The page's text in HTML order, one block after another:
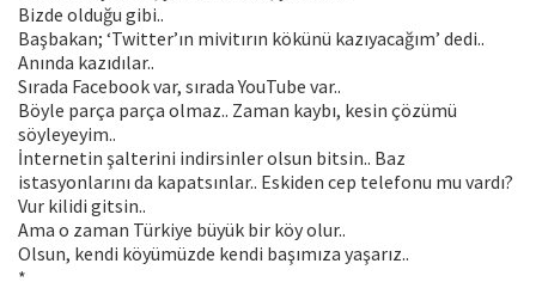
Bizde olduğu gibi..
Başbakan; ‘Twitter’ın mivitırın kökünü kazıyacağım’ dedi..
Anında kazıdılar..
Sırada Facebook var, sırada YouTube var..
Böyle parça parça olmaz.. Zaman kaybı, kesin çözümü
söyleyeyim..
İnternetin şalterini indirsinler olsun bitsin.. Baz
istasyonlarını da kapatsınlar.. Eskiden cep telefonu mu vardı?
Vur kilidi gitsin..
Ama o zaman Türkiye büyük bir köy olur..
Olsun, kendi köyümüzde kendi başımıza yaşarız..
*